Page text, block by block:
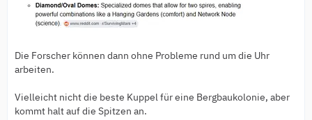
Die Forscher können dann ohne Probleme rund um die Uhr
arbeiten.
Vielleicht nicht die beste Kuppel für eine Bergbaukolonie, aber
kommt halt auf die Spitzen an.